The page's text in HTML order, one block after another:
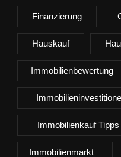
Finanzierung
Hauskauf
Immobilienbewertung
Immobilienkauf Tipps
Immobilienmarkt